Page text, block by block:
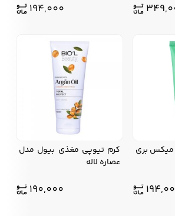
194,000
میکس بری
كرم تيوپي مغذي بیول مدل
عصاره لاله
190,000